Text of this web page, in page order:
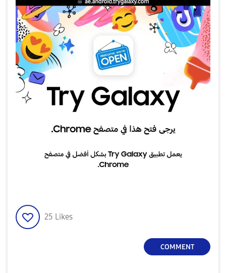
25 Likes
COMMENT